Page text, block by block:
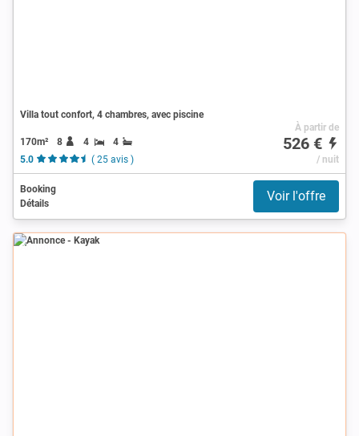
Villa tout confort, 4 chambres, avec piscine
170m² 8 4
4
5.0
( 25 avis )
À partir de
526 €
/ nuit
Booking
Détails
Voir l'offre
Annonce